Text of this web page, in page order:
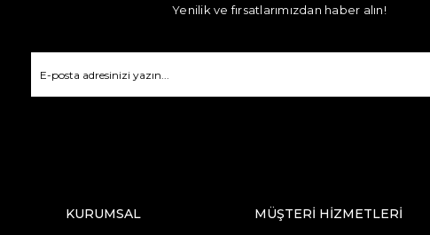
Yenilik ve fırsatlarımızdan haber alın!
KURUMSAL MÜŞTERİ HİZMETLERİ